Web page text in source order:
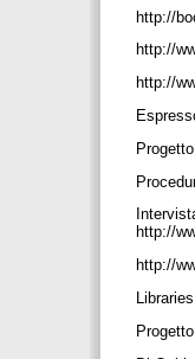
http://
http://
http://
http://
http://